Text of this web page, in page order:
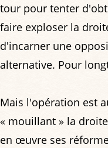
tour pour tenter
faire exploser la
d'incarner une
alternative. Pour
Mais l'opération est
« mouillant » la
en œuvre ses